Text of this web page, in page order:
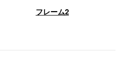
フレーム2